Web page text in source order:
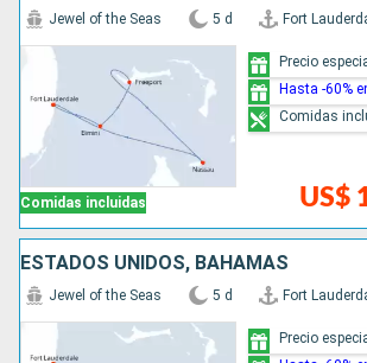
Comidas incluidas
Jewel of the Seas 5 d Fort
US$
Precio
Hasta -60%
Comidas
ESTADOS UNIDOS, BAHAMAS
Jewel of the Seas 5 d Fort
Precio